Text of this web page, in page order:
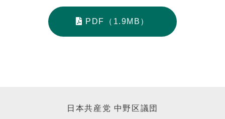
PDF（1.9MB）
日本共産党 中野区議団